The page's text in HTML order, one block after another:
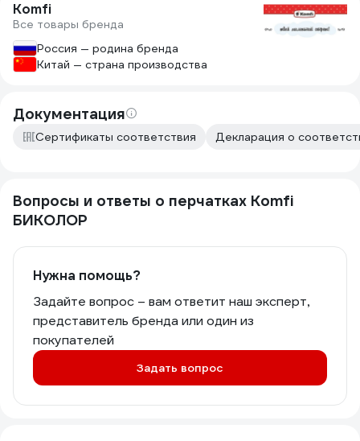
Komfi
Все товары бренда
Россия — родина бренда
Китай — страна производства
Документация
Сертификаты соответствия Декларация о
Вопросы и ответы о перчатках Komfi
БИКОЛОР
Нужна помощь?
Задайте вопрос – вам ответит наш эксперт,
представитель бренда или один из
покупателей
Задать вопрос